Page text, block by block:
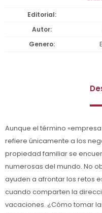
Editorial
Autor
Genero
Aunque el término
refiere únicamente a los
propiedad familiar se
numerosas del mundo. No
ayuden a afrontar los retos
cuando comparten la
vacaciones. ¿Cómo tomar